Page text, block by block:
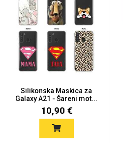
Silikonska Maskica za
Galaxy A21 - Šareni mot...
10,90 €